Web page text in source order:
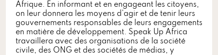
Afrique. En informant et en engageant les citoyens,
on leur donnera les moyens d'agir et de tenir leurs
gouvernements responsables de leurs engagements
en matière de développement. Speak Up Africa
travaillera avec des organisations de la société
civile, des ONG et des sociétés de médias, y